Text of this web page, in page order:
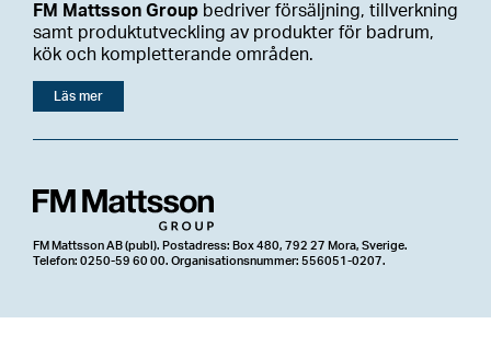
FM Mattsson Group bedriver försäljning, tillverkning
samt produktutveckling av produkter för badrum,
kök och kompletterande områden.
Läs mer
FM Mattsson AB (publ). Postadress: Box 480, 792 27 Mora, Sverige.
Telefon: 0250-59 60 00. Organisationsnummer: 556051-0207.